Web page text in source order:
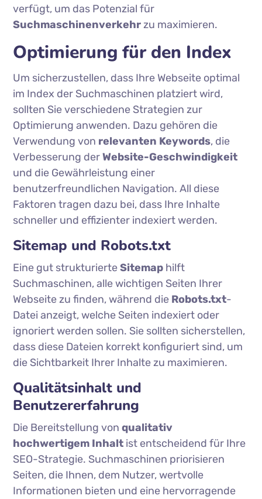
verfügt, um das Potenzial für
Suchmaschinenverkehrzu maximieren.
Optimierung für den Index
Um sicherzustellen, dass Ihre Webseite optimal
im Index der Suchmaschinen platziert wird,
sollten Sie verschiedene Strategien zur
Optimierung anwenden. Dazu gehören die
Verwendung von relevanten Keywords, die
Verbesserung derWebsite-Geschwindigkeit
und die Gewährleistung einer
benutzerfreundlichen Navigation. All diese
Faktoren tragen dazu bei, dass Ihre Inhalte
schneller und effizienter indexiert werden.
Sitemap und Robots.txt
Eine gut strukturierteSitemap hilft
Suchmaschinen, alle wichtigen Seiten Ihrer
Webseite zu finden, während die Robots.txt-
Datei anzeigt, welche Seiten indexiert oder
ignoriert werden sollen. Sie sollten sicherstellen,
dass diese Dateien korrekt konfiguriert sind, um
die Sichtbarkeit Ihrer Inhalte zu maximieren.
Qualitätsinhalt und
Benutzererfahrung
Die Bereitstellung vonqualitativ
hochwertigem Inhalt ist entscheidend für Ihre
SEO-Strategie. Suchmaschinen priorisieren
Seiten, die Ihnen, dem Nutzer, wertvolle
Informationen bieten und eine hervorragende